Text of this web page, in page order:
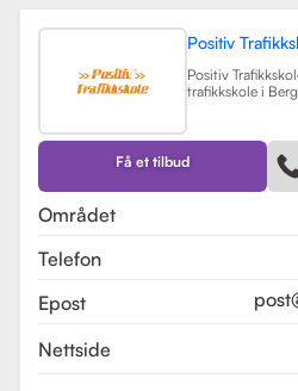
Positiv
Positiv
trafikkskole i
føreropplæring
tilhenger og
spesialiserte
grunnkurs og
Få et tilbud
Området
Telefon
Epost
Nettside